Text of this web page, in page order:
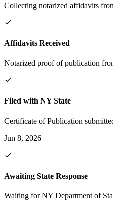
Collecting notarized affidavits
Affidavits Received
Notarized proof of publication
Filed with NY State
Certificate of Publication
Jun 8, 2026
Awaiting State Response
Waiting for NY Department of